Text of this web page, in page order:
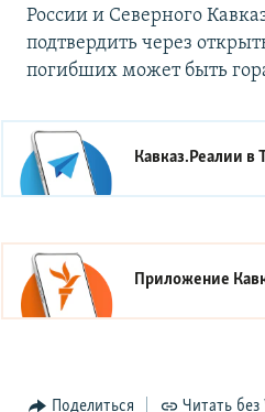
России и Северного
подтвердить через
погибших может быть
Кавказ.Реалии в
Приложение
Поделиться Читать без